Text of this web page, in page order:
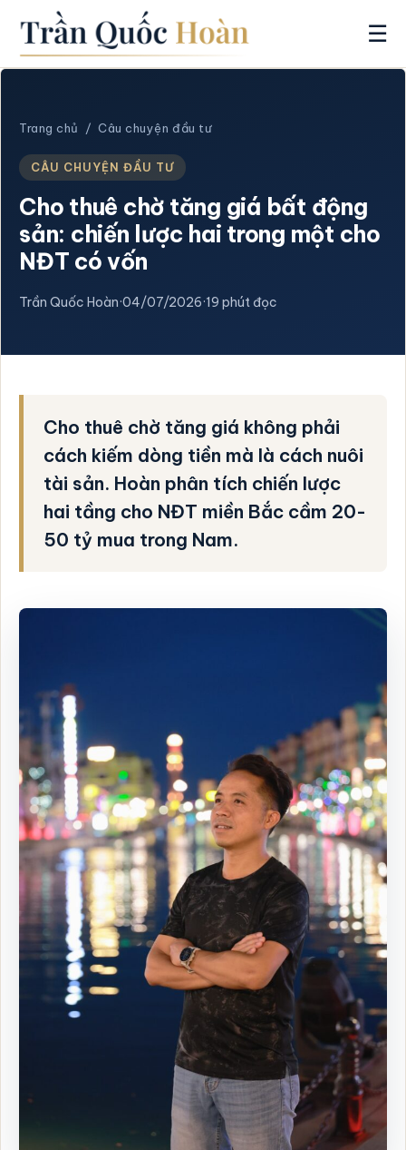
☰
Trang chủ /Câu chuyện đầu tư
CÂU CHUYỆN ĐẦU TƯ
Cho thuê chờ tăng giá bất động
sản: chiến lược hai trong một cho
NĐT có vốn
Trần Quốc Hoàn·04/07/2026·19 phút đọc
Cho thuê chờ tăng giá không phải
cách kiếm dòng tiền mà là cách nuôi
tài sản. Hoàn phân tích chiến lược
hai tầng cho NĐT miền Bắc cầm 20-
50 tỷ mua trong Nam.